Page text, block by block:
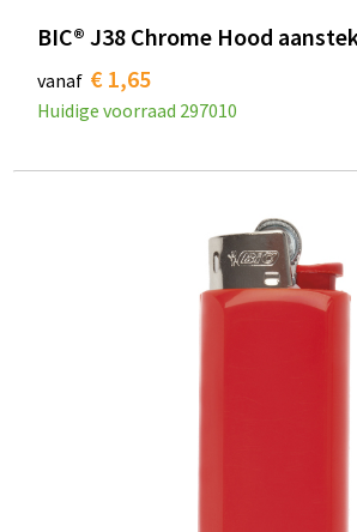
BIC® J38 Chrome Hood
vanaf € 1,65
Huidige voorraad 297010